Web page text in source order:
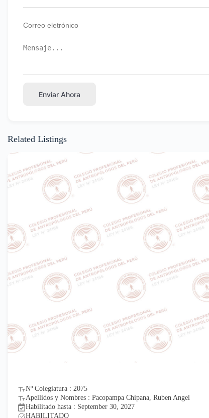
Enviar Ahora
Related Listings
Nº Colegiatura : 2075
Apellidos y Nombres : Pacopampa Chipana, Ruben Angel
Habilitado hasta : September 30, 2027
HABILITADO